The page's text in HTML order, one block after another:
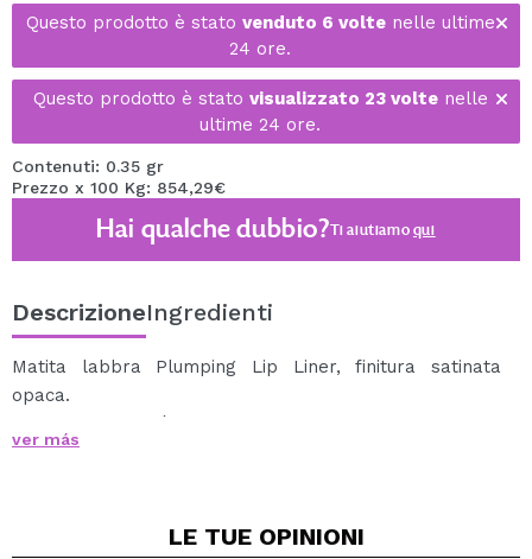
Questo prodotto è stato venduto 6 voltenelle ultime
24 ore.
Questo prodotto è stato visualizzato 23 voltenelle
ultime 24 ore.
Contenuti: 0.35 gr
Prezzo x 100 Kg: 854,29€
Hai qualche dubbio?Ti aiutiamoqui
DescrizioneIngredienti
Matita labbra Plumping Lip Liner, finitura satinata
opaca.
La sua texture è cremosa e contiene olio di menta
piperita e Sederma MAXI-LIP ™ per un effetto
combinazione con il tuo rossetto preferito.
ver más
LE TUE OPINIONI